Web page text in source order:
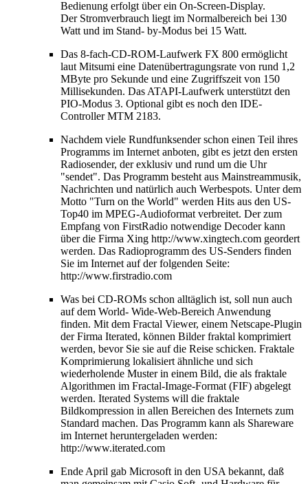
Bedienung erfolgt über ein On-Screen-Display.
Der Stromverbrauch liegt im Normalbereich bei 130
Watt und im Stand- by-Modus bei 15 Watt.
Das 8-fach-CD-ROM-Laufwerk FX 800 ermöglicht
laut Mitsumi eine Datenübertragungsrate von rund 1,2
MByte pro Sekunde und eine Zugriffszeit von 150
Millisekunden. Das ATAPI-Laufwerk unterstützt den
PIO-Modus 3. Optional gibt es noch den IDE-
Controller MTM 2183.
Nachdem viele Rundfunksender schon einen Teil ihres
Programms im Internet anboten, gibt es jetzt den ersten
Radiosender, der exklusiv und rund um die Uhr
"sendet". Das Programm besteht aus Mainstreammusik,
Nachrichten und natürlich auch Werbespots. Unter dem
Motto "Turn on the World" werden Hits aus den US-
Top40 im MPEG-Audioformat verbreitet. Der zum
Empfang von FirstRadio notwendige Decoder kann
über die Firma Xing http://www.xingtech.com geordert
werden. Das Radioprogramm des US-Senders finden
Sie im Internet auf der folgenden Seite:
http://www.firstradio.com
Was bei CD-ROMs schon alltäglich ist, soll nun auch
auf dem World- Wide-Web-Bereich Anwendung
finden. Mit dem Fractal Viewer, einem Netscape-Plugin
der Firma Iterated, können Bilder fraktal komprimiert
werden, bevor Sie sie auf die Reise schicken. Fraktale
Komprimierung lokalisiert ähnliche und sich
wiederholende Muster in einem Bild, die als fraktale
Algorithmen im Fractal-Image-Format (FIF) abgelegt
werden. Iterated Systems will die fraktale
Bildkompression in allen Bereichen des Internets zum
Standard machen. Das Programm kann als Shareware
im Internet heruntergeladen werden:
http://www.iterated.com
Ende April gab Microsoft in den USA bekannt, daß